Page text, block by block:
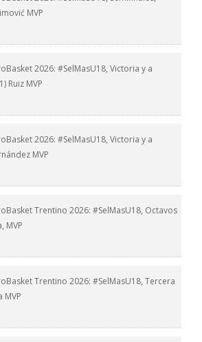
MVP
2026: #SelMasU18, Victoria y a
Ruiz MVP
2026: #SelMasU18, Victoria y a
MVP
Trentino 2026: #SelMasU18, Octavos
MVP
Trentino 2026: #SelMasU18, Tercera
MVP